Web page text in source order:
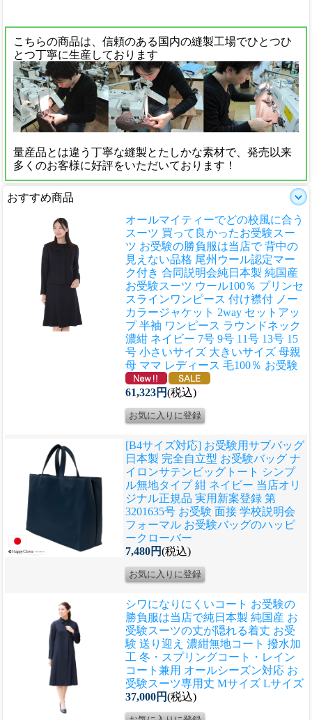
こちらの商品は、信頼のある国内の縫製工場でひとつひ
とつ丁寧に生産しております
量産品とは違う丁寧な縫製とたしかな素材で、発売以来
多くのお客様に好評をいただいております！
おすすめ商品
オールマイティーでどの校風に合う
スーツ 買って良かったお受験スー
ツ お受験の勝負服は当店で 背中の
見えない品格 尾州ウール認定マー
ク付き 合同説明会純日本製 純国産
お受験スーツ ウール100％ プリンセ
スラインワンピース 付け襟付 ノー
カラージャケット 2way セットアッ
プ 半袖 ワンピース ラウンドネック
濃紺 ネイビー 7号 9号 11号 13号 15
号 小さいサイズ 大きいサイズ 母親
母 ママ レディース 毛100％ お受験
61,323円(税込)
[B4サイズ対応] お受験用サブバッグ
日本製 完全自立型 お受験バッグ ナ
イロンサテンビッグトート シンプ
ル無地タイプ 紺 ネイビー 当店オリ
ジナル正規品 実用新案登録 第
3201635号 お受験 面接 学校説明会
フォーマル お受験バッグのハッピ
ークローバー
7,480円(税込)
シワになりにくいコート お受験の
勝負服は当店で純日本製 純国産 お
受験スーツの丈が隠れる着丈 お受
験 送り迎え 濃紺無地コート 撥水加
工 冬・スプリングコート・レイン
コート兼用 オールシーズン対応 お
受験スーツ専用丈 Mサイズ Lサイズ
37,000円(税込)